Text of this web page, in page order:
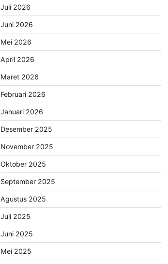
Juli 2026
Juni 2026
Mei 2026
April 2026
Maret 2026
Februari 2026
Januari 2026
Desember 2025
November 2025
Oktober 2025
September 2025
Agustus 2025
Juli 2025
Juni 2025
Mei 2025